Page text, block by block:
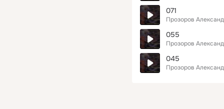
071
Прозоров
055
Прозоров
045
Прозоров